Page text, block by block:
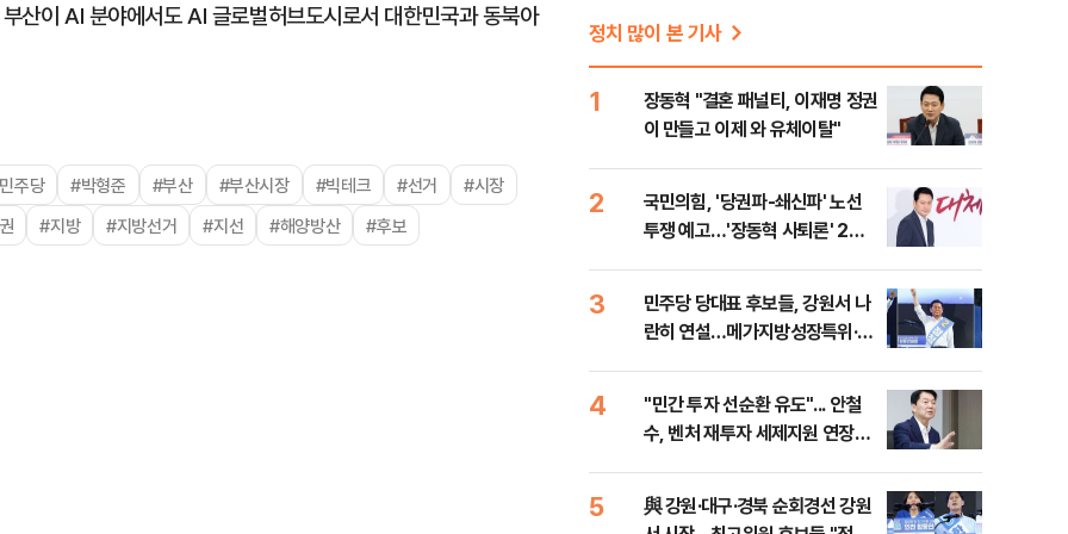
이 AI 분야에서도 AI 글로벌허브도시로서 대한민국과 동북아
주당 #박형준 #부산 #부산시장 #빅테크 #선거
#시장
#지방 #지방선거 #지선 #해양방산 #후보
정치 많이 본 기사
1
장동혁 "결혼 패널티, 이재명 정권
이 만들고 이제 와 유체이탈"
2
국민의힘, '당권파-쇄신파' 노선
투쟁 예고…'장동혁 사퇴론' 2차
3
민주당 당대표 후보들, 강원서 나
란히 연설…메가지방성장특위·평
4
​"민간 투자 선순환 유도"... 안철
수, 벤처 재투자 세제지원 연장법
5
與 강원·대구·경북 순회경선 강원